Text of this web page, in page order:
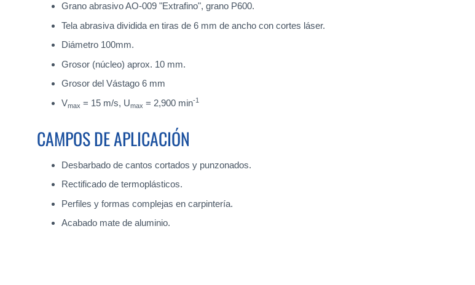
Grano abrasivo AO-009 "Extrafino", grano P600.
Tela abrasiva dividida en tiras de 6 mm de ancho con cortes láser.
Diámetro 100mm.
Grosor (núcleo) aprox. 10 mm.
Grosor del Vástago 6 mm
Vmax = 15 m/s, Umax = 2,900 min-1
CAMPOS DE APLICACIÓN
Desbarbado de cantos cortados y punzonados.
Rectificado de termoplásticos.
Perfiles y formas complejas en carpintería.
Acabado mate de aluminio.